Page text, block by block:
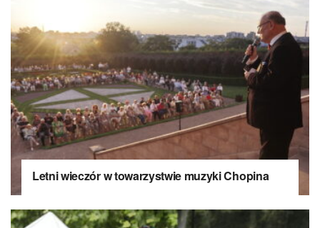
Letni wieczór w towarzystwie muzyki Chopina